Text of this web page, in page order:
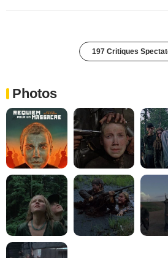
197 Critiques
Photos